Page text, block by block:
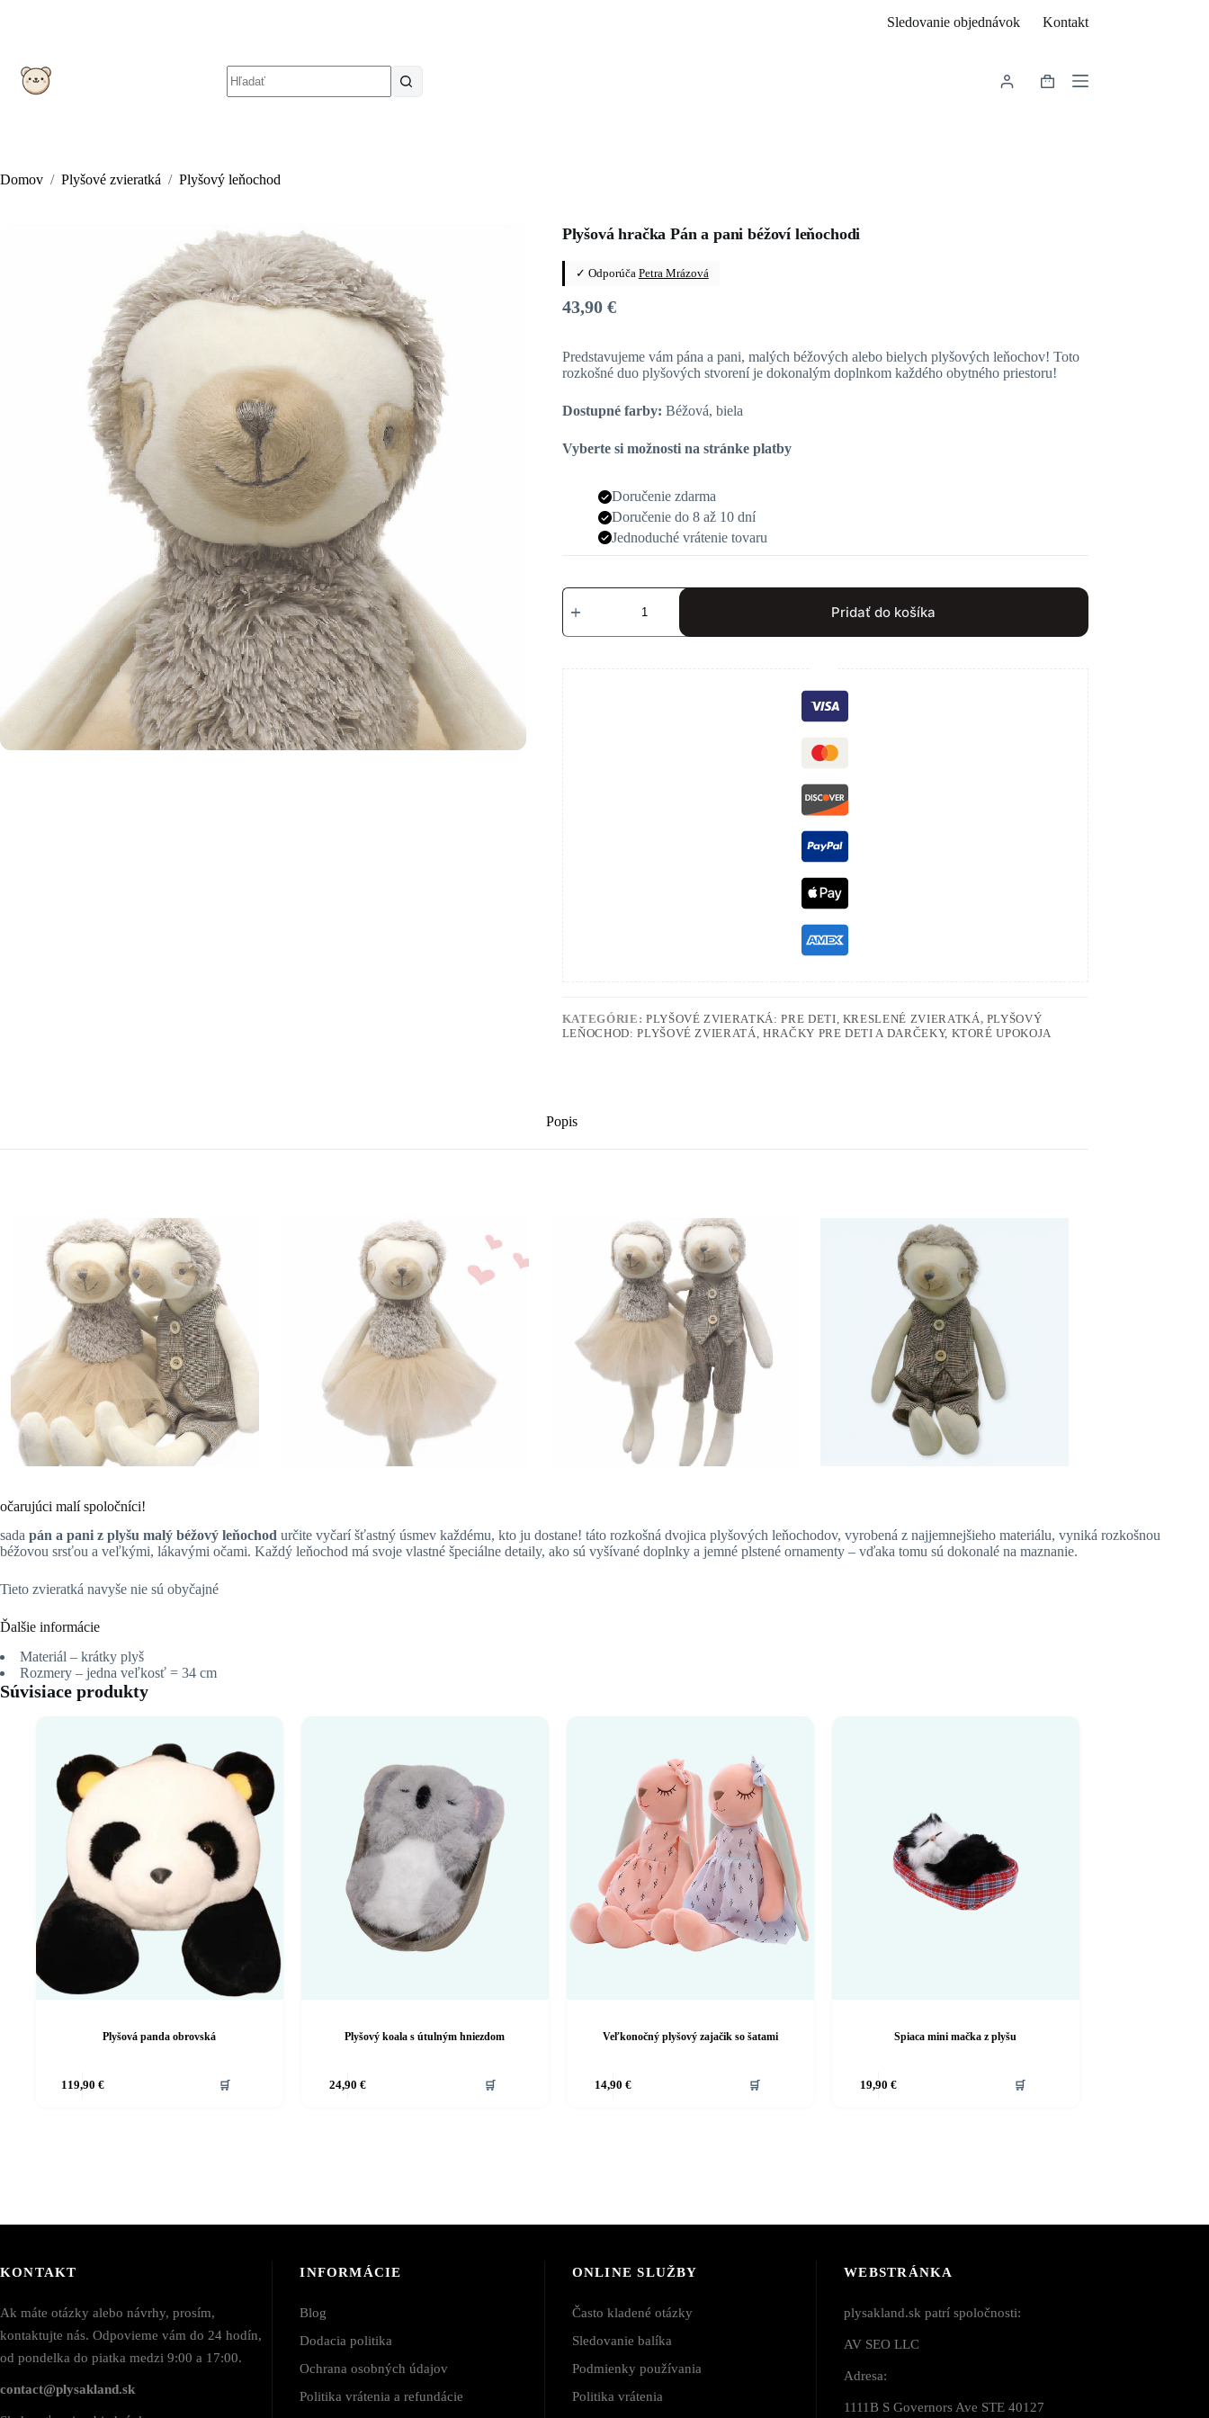
Sledovanie objednávok Kontakt
results
Shopping
Domov / Plyšové zvieratká / Plyšový leňochod
Plyšová hračka Pán a pani béžoví leňochodi
✓ Odporúča Petra Mrázová
43,90 €
Predstavujeme vám pána a pani, malých béžových alebo bielych plyšových leňochov! Toto
rozkošné duo plyšových stvorení je dokonalým doplnkom každého obytného priestoru!
Dostupné farby: Béžová, biela
Vyberte si možnosti na stránke platby
Doručenie zdarma
Doručenie do 8 až 10 dní
Jednoduché vrátenie tovaru
množstvo
Plyšová
Pán
pani
béžoví
leňochodi
Pridať do košíka
KATEGÓRIE: PLYŠOVÉ ZVIERATKÁ: PRE DETI, KRESLENÉ ZVIERATKÁ, PLYŠOVÝ
LEŇOCHOD: PLYŠOVÉ ZVIERATÁ, HRAČKY PRE DETI A DARČEKY, KTORÉ UPOKOJA
Popis
očarujúci malí spoločníci!
sada pán a pani z plyšu malý béžový leňochod určite vyčarí šťastný úsmev každému, kto ju dostane! táto rozkošná dvojica plyšových leňochodov, vyrobená z najjemnejšieho materiálu, vyniká rozkošnou
béžovou srsťou a veľkými, lákavými očami. Každý leňochod má svoje vlastné špeciálne detaily, ako sú vyšívané doplnky a jemné plstené ornamenty – vďaka tomu sú dokonalé na maznanie.
Tieto zvieratká navyše nie sú obyčajné
Ďalšie informácie
Materiál – krátky plyš
Rozmery – jedna veľkosť = 34 cm
Súvisiace produkty
Plyšová panda obrovská
119,90 € 🛒
Plyšový koala s útulným hniezdom
24,90€ 🛒
Veľkonočný plyšový zajačik so šatami
14,90 € 🛒
Spiaca mini mačka z plyšu
19,90 € 🛒
KONTAKT
Ak máte otázky alebo návrhy, prosím,
kontaktujte nás. Odpovieme vám do 24 hodín,
od pondelka do piatka medzi 9:00 a 17:00.
contact@plysakland.sk
INFORMÁCIE
Blog
Dodacia politika
Ochrana osobných údajov
Politika vrátenia a refundácie
ONLINE SLUŽBY
Často kladené otázky
Sledovanie balíka
Podmienky používania
Politika vrátenia
WEBSTRÁNKA
plysakland.sk patrí spoločnosti:
AV SEO LLC
Adresa:
1111B S Governors Ave STE 40127